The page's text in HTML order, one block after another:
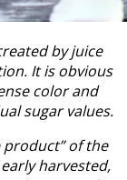
by juice
It is obvious
color and
sugar values.
product” of the
harvested,